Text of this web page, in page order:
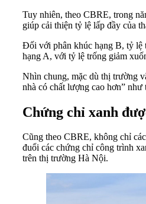
Tuy nhiên, theo CBRE, trong
giúp cải thiện tỷ lệ lấp đầy của
Đối với phân khúc hạng B, tỷ lệ
hạng A, với tỷ lệ trống giảm
Nhìn chung, mặc dù thị trường
nhà có chất lượng cao hơn”
Chứng chỉ xanh
Cũng theo CBRE, không chỉ
đuổi các chứng chỉ công trình
trên thị trường Hà Nội.